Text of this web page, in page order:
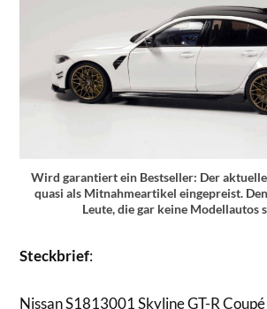
Wird garantiert ein Bestseller: Der
quasi als Mitnahmeartikel eingepreist.
Leute, die gar keine Modellautos
Steckbrief:
Nissan S1813001 Skyline GT-R